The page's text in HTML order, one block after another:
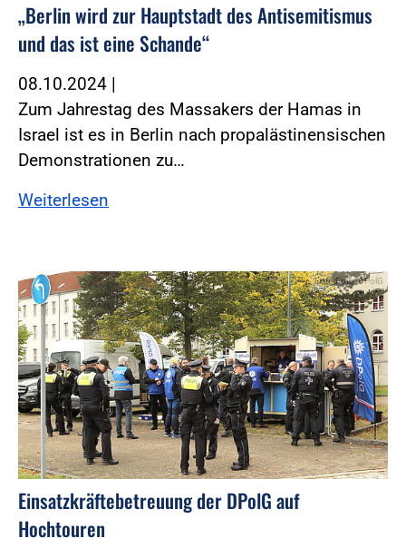
„Berlin wird zur Hauptstadt des Antisemitismus
und das ist eine Schande“
08.10.2024 |
Zum Jahrestag des Massakers der Hamas in
Israel ist es in Berlin nach propalästinensischen
Demonstrationen zu…
Weiterlesen
Foto:Foto: DPolG
Einsatzkräftebetreuung der DPolG auf
Hochtouren